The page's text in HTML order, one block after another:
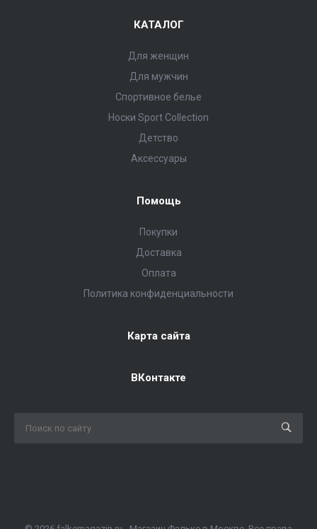
КАТАЛОГ
Для женщин
Для мужчин
Спортивное белье
Носки Sport Collection
Детство
Аксессуары
Помощь
Покупки
Доставка
Оплата
Политика конфиденциальности
Карта сайта
ВКонтакте